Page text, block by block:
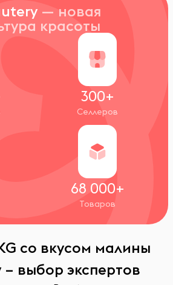
— новая
красоты
300+
Селлеров
68 000+
Товаров
со вкусом малины
выбор экспертов